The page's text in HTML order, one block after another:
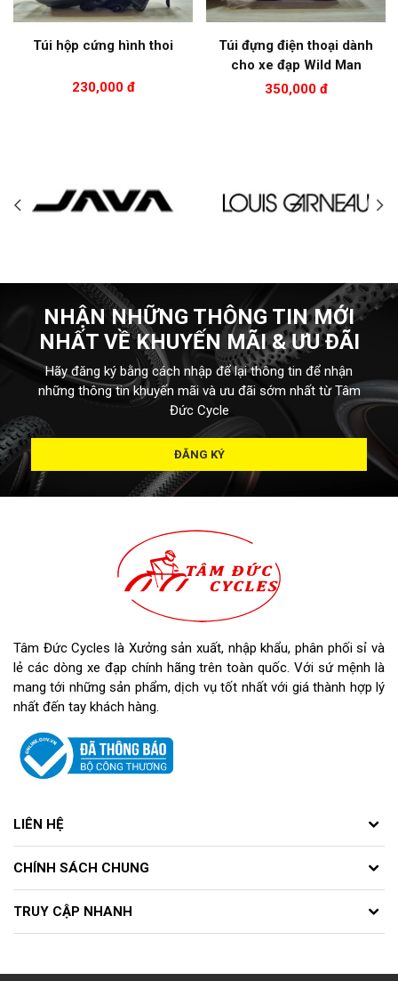
Túi hộp cứng hình thoi
230,000 đ
Túi đựng điện thoại dành
cho xe đạp Wild Man
350,000 đ
NHẬN NHỮNG THÔNG TIN MỚI
NHẤT VỀ KHUYẾN MÃI & ƯU ĐÃI
Hãy đăng ký bằng cách nhập để lại thông tin để nhận
những thông tin khuyến mãi và ưu đãi sớm nhất từ Tâm
Đức Cycle
ĐĂNG KÝ
Tâm Đức Cycles là Xưởng sản xuất, nhập khẩu, phân phối sỉ và
lẻ các dòng xe đạp chính hãng trên toàn quốc. Với sứ mệnh là
mang tới những sản phẩm, dịch vụ tốt nhất với giá thành hợp lý
nhất đến tay khách hàng.
LIÊN HỆ
CHÍNH SÁCH CHUNG
TRUY CẬP NHANH